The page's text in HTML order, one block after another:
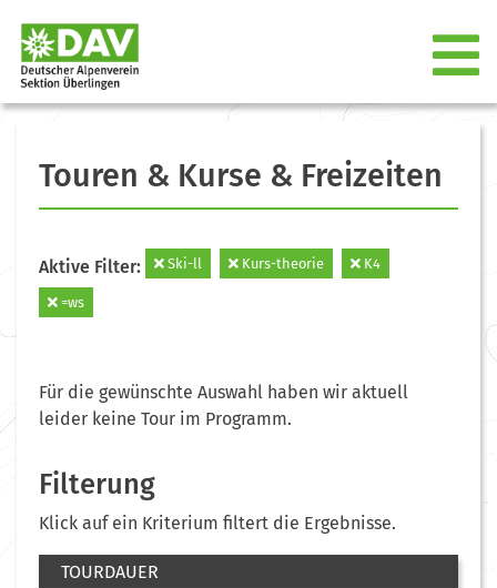
Touren & Kurse & Freizeiten
Aktive Filter: Ski-ll Kurs-theorie K4
=ws
Für die gewünschte Auswahl haben wir aktuell
leider keine Tour im Programm.
Filterung
Klick auf ein Kriterium filtert die Ergebnisse.
TOURDAUER